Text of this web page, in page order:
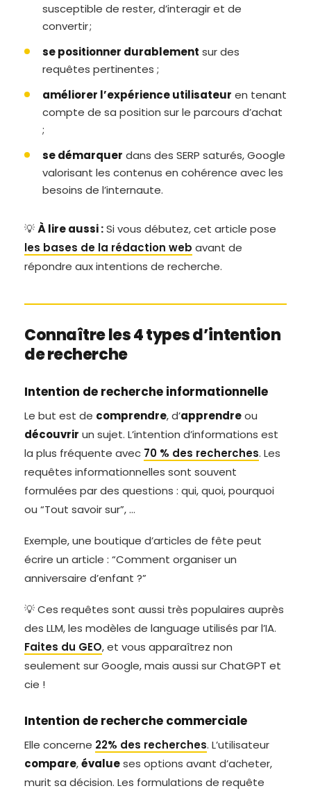
susceptible de rester, d’interagir et de
convertir ;
se positionner durablement sur des
requêtes pertinentes ;
améliorer l’expérience utilisateur en tenant
compte de sa position sur le parcours d’achat
;
se démarquer dans des SERP saturés, Google
valorisant les contenus en cohérence avec les
besoins de l’internaute.
💡À lire aussi :Si vous débutez, cet article pose
les bases de la rédaction web avant de
répondre aux intentions de recherche.
Connaître les 4 types d’intention
de recherche
Intention de recherche informationnelle
Le but est de comprendre, d’apprendreou
découvrir un sujet. L’intention d’informations est
la plus fréquente avec 70 % des recherches. Les
requêtes informationnelles sont souvent
formulées par des questions : qui, quoi, pourquoi
ou “Tout savoir sur”, …
Exemple, une boutique d’articles de fête peut
écrire un article : “Comment organiser un
anniversaire d’enfant ?”
💡 Ces requêtes sont aussi très populaires auprès
des LLM, les modèles de language utilisés par l’IA.
Faites du GEO, et vous apparaîtrez non
seulement sur Google, mais aussi sur ChatGPT et
cie !
Intention de recherche commerciale
Elle concerne 22% des recherches. L’utilisateur
compare,évalueses options avant d’acheter,
murit sa décision. Les formulations de requête